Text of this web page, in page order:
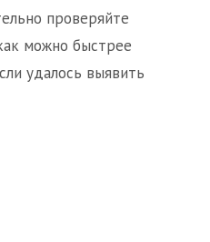
проверяйте
можно быстрее
удалось выявить